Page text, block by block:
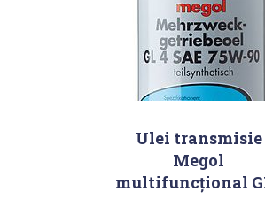
Ulei transmisie
Megol
multifuncțional